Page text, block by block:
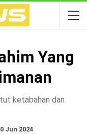
Yang
ketabahan dan
Jun 2024